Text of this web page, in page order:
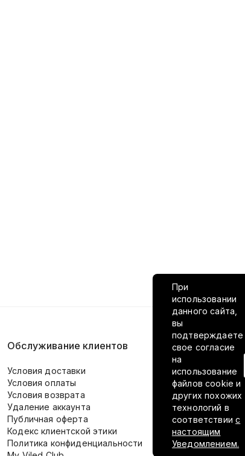
При
использовании
данного сайта,
вы
подтверждаете
свое согласие
на
использование
файлов cookie и
других похожих
технологий в
соответствиис
настоящим
Уведомлением.
Обслуживание клиентов
Условия доставки
Условия оплаты
Условия возврата
Удаление аккаунта
Публичная оферта
Кодекс клиентской этики
Политика конфиденциальности